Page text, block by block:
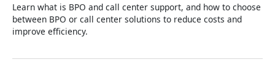
Learn what is BPO and call center support, and how to choose
between BPO or call center solutions to reduce costs and
improve efficiency.